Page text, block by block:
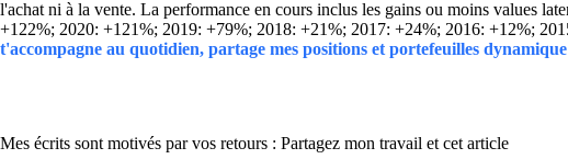
l'achat ni à la vente. La performance en cours inclus les gains ou moins values
+122%; 2020: +121%; 2019: +79%; 2018: +21%; 2017: +24%; 2016: +12%;
t'accompagne au quotidien, partage mes positions et portefeuilles
Mes écrits sont motivés par vos retours : Partagez mon travail et cet article